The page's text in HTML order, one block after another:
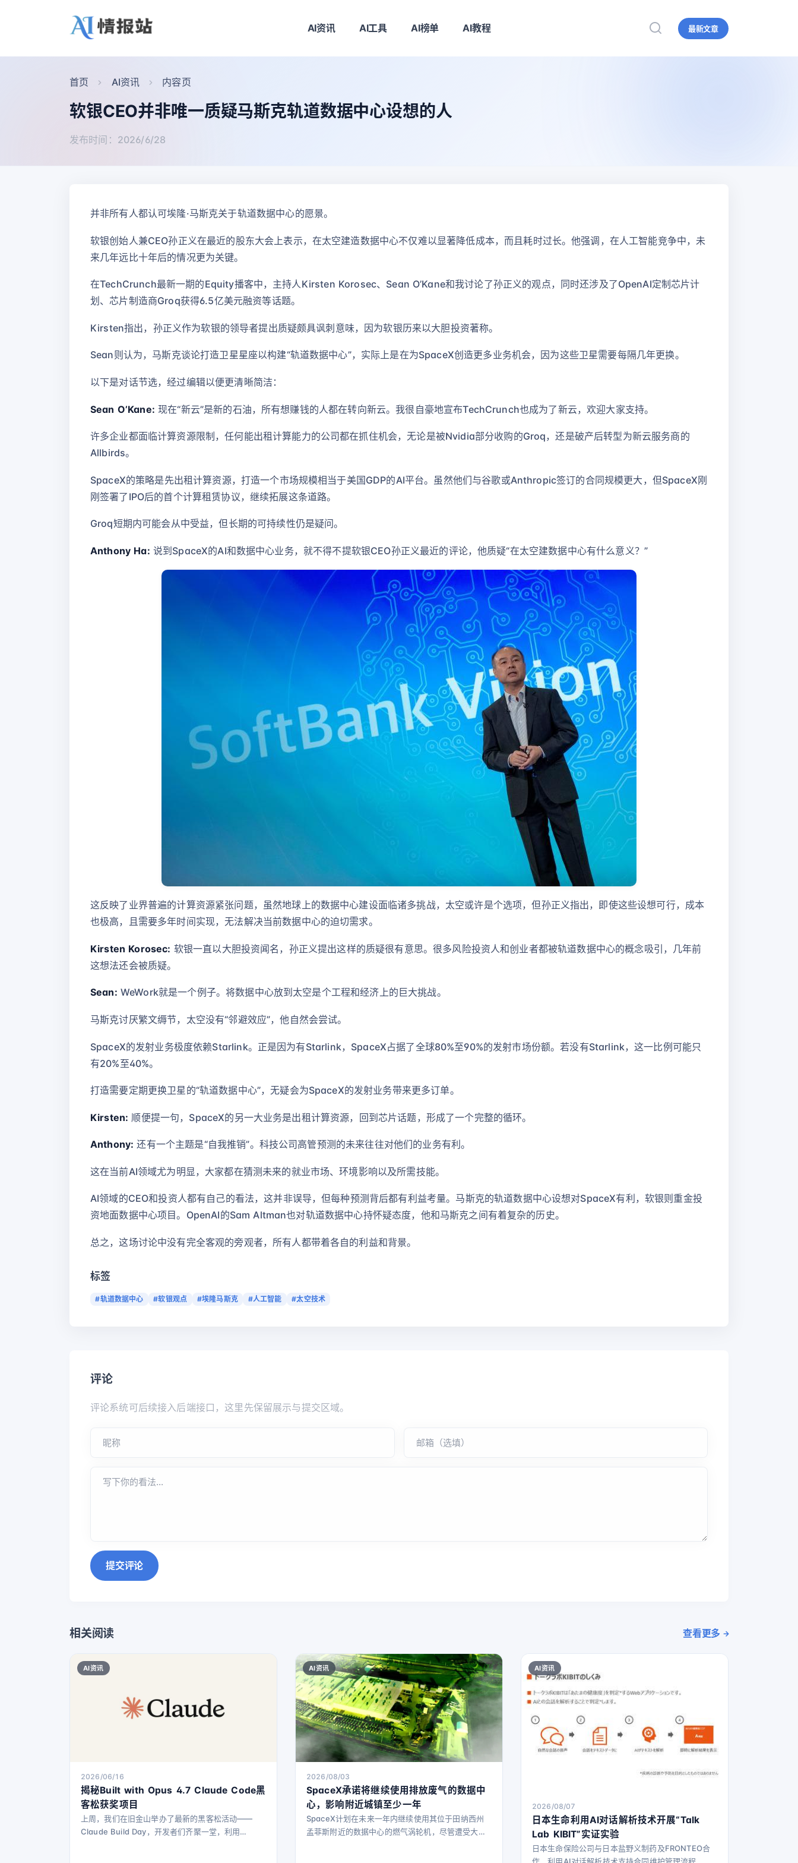
AI资讯 AI工具 AI榜单 AI教程 最新文章
首页 AI资讯 内容页
软银CEO并非唯一质疑马斯克轨道数据中心设想的人
发布时间：2026/6/28
并非所有人都认可埃隆·马斯克关于轨道数据中心的愿景。
软银创始人兼CEO孙正义在最近的股东大会上表示，在太空建造数据中心不仅难以显著降低成本，而且耗时过长。他强调，在人工智能竞争中，未
来几年远比十年后的情况更为关键。
在TechCrunch最新一期的Equity播客中，主持人Kirsten Korosec、Sean O’Kane和我讨论了孙正义的观点，同时还涉及了OpenAI定制芯片计
划、芯片制造商Groq获得6.5亿美元融资等话题。
Kirsten指出，孙正义作为软银的领导者提出质疑颇具讽刺意味，因为软银历来以大胆投资著称。
Sean则认为，马斯克谈论打造卫星星座以构建“轨道数据中心”，实际上是在为SpaceX创造更多业务机会，因为这些卫星需要每隔几年更换。
以下是对话节选，经过编辑以便更清晰简洁：
Sean O’Kane: 现在“新云”是新的石油，所有想赚钱的人都在转向新云。我很自豪地宣布TechCrunch也成为了新云，欢迎大家支持。
许多企业都面临计算资源限制，任何能出租计算能力的公司都在抓住机会，无论是被Nvidia部分收购的Groq，还是破产后转型为新云服务商的
Allbirds。
SpaceX的策略是先出租计算资源，打造一个市场规模相当于美国GDP的AI平台。虽然他们与谷歌或Anthropic签订的合同规模更大，但SpaceX刚
刚签署了IPO后的首个计算租赁协议，继续拓展这条道路。
Groq短期内可能会从中受益，但长期的可持续性仍是疑问。
Anthony Ha: 说到SpaceX的AI和数据中心业务，就不得不提软银CEO孙正义最近的评论，他质疑“在太空建数据中心有什么意义？”
这反映了业界普遍的计算资源紧张问题，虽然地球上的数据中心建设面临诸多挑战，太空或许是个选项，但孙正义指出，即使这些设想可行，成本
也极高，且需要多年时间实现，无法解决当前数据中心的迫切需求。
Kirsten Korosec: 软银一直以大胆投资闻名，孙正义提出这样的质疑很有意思。很多风险投资人和创业者都被轨道数据中心的概念吸引，几年前
这想法还会被质疑。
Sean: WeWork就是一个例子。将数据中心放到太空是个工程和经济上的巨大挑战。
马斯克讨厌繁文缛节，太空没有“邻避效应”，他自然会尝试。
SpaceX的发射业务极度依赖Starlink。正是因为有Starlink，SpaceX占据了全球80%至90%的发射市场份额。若没有Starlink，这一比例可能只
有20%至40%。
打造需要定期更换卫星的“轨道数据中心”，无疑会为SpaceX的发射业务带来更多订单。
Kirsten: 顺便提一句，SpaceX的另一大业务是出租计算资源，回到芯片话题，形成了一个完整的循环。
Anthony: 还有一个主题是“自我推销”。科技公司高管预测的未来往往对他们的业务有利。
这在当前AI领域尤为明显，大家都在猜测未来的就业市场、环境影响以及所需技能。
AI领域的CEO和投资人都有自己的看法，这并非误导，但每种预测背后都有利益考量。马斯克的轨道数据中心设想对SpaceX有利，软银则重金投
资地面数据中心项目。OpenAI的Sam Altman也对轨道数据中心持怀疑态度，他和马斯克之间有着复杂的历史。
总之，这场讨论中没有完全客观的旁观者，所有人都带着各自的利益和背景。
标签
#轨道数据中心 #软银观点 #埃隆马斯克 #人工智能 #太空技术
评论
评论系统可后续接入后端接口，这里先保留展示与提交区域。
提交评论
相关阅读 查看更多
AI资讯
2026/06/16
揭秘Built with Opus 4.7 Claude Code黑
客松获奖项目
上周，我们在旧金山举办了最新的黑客松活动——
Claude Build Day，开发者们齐聚一堂，利用
AI资讯
2026/08/03
SpaceX承诺将继续使用排放废气的数据中
心，影响附近城镇至少一年
SpaceX计划在未来一年内继续使用其位于田纳西州
孟菲斯附近的数据中心的燃气涡轮机，尽管遭受大量
AI资讯
2026/08/07
日本生命利用AI对话解析技术开展“Talk
Lab KIBIT”实证实验
日本生命保险公司与日本盐野义制药及FRONTEO合
作，利用AI对话解析技术支持合同维护管理流程，提